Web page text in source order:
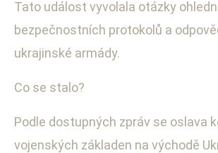
Tato událost vyvolala otázky
bezpečnostních protokolů a
ukrajinské armády.
Co se stalo?
Podle dostupných zpráv se oslava
vojenských základen na východě